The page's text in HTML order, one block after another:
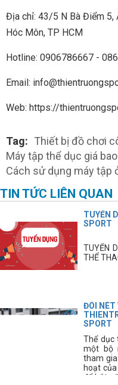
Địa chỉ: 43/5 N Bà Điểm 5,
Hóc Môn, TP HCM
Hotline: 0906786667 -
Email:
Web: https://
Tag: Thiết bị đồ chơi
Máy tập thể dục giá
Cách sử dụng máy tập
TIN TỨC LIÊN QUAN
TUYỂN
SPORT
TUYỂN
THỂ
ĐÔI NÉT
SPORT
Thể dục
một bộ
tham
hoạt
để bắt